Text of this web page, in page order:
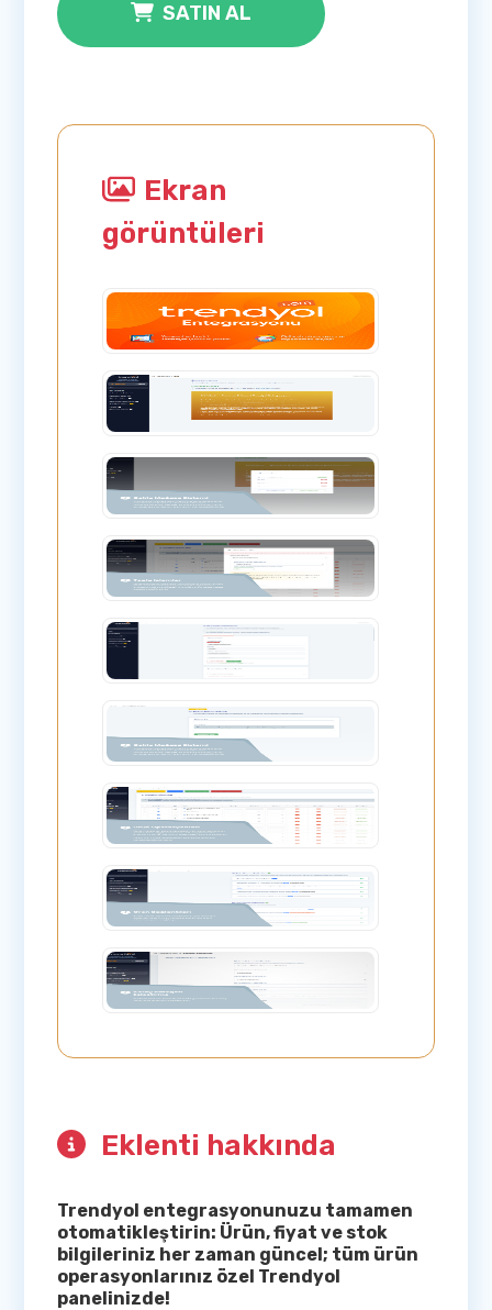
SATIN AL
Ekran
görüntüleri
Eklenti hakkında
Trendyol entegrasyonunuzu tamamen
otomatikleştirin: Ürün, fiyat ve stok
bilgileriniz her zaman güncel; tüm ürün
operasyonlarınız özel Trendyol
panelinizde!